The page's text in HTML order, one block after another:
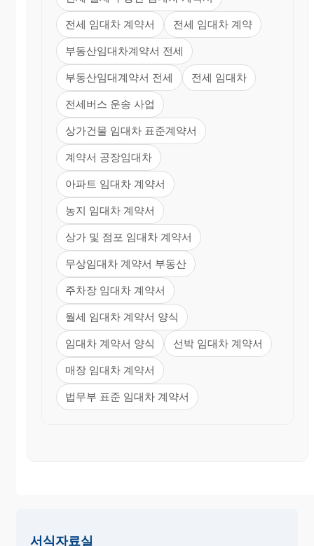
전세 임대차 계약서 전세 임대차 계약
부동산임대차계약서 전세
부동산임대계약서 전세 전세 임대차
전세버스 운송 사업
상가건물 임대차 표준계약서
계약서 공장임대차
아파트 임대차 계약서
농지 임대차 계약서
상가 및 점포 임대차 계약서
무상임대차 계약서 부동산
주차장 임대차 계약서
월세 임대차 계약서 양식
임대차 계약서 양식 선박 임대차 계약서
매장 임대차 계약서
법무부 표준 임대차 계약서
서식자료실